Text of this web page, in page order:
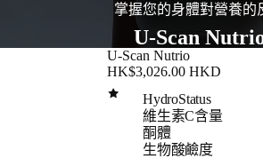
掌握您的身體對營養的
U-Scan
U-Scan Nutrio
HK$3,026.00 HKD
HydroStatus
維生素C含量
酮體
生物酸鹼度